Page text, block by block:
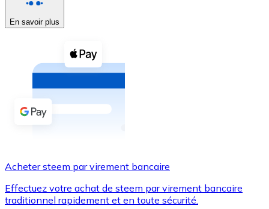
Voir toutes
Coupons crypto
Achetez des cryptomonnaies en espèces et d'autres
Acheter avec espèces
Virement SEPA
Utilisez les cartes Visa et Mastercard pour acheter
En savoir plus
Acheter steem par virement bancaire
Effectuez votre achat de steem par virement bancaire
traditionnel rapidement et en toute sécurité.